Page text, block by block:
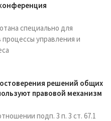
специально для
управления и
решений общих
правовой механизм
подп. 3 п. 3 ст. 67.1